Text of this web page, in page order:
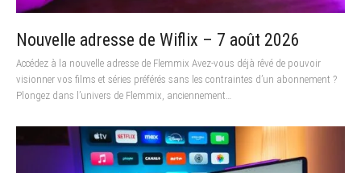
Nouvelle adresse de Wiflix – 7 août 2026
Accédez à la nouvelle adresse de Flemmix Avez-vous déjà rêvé de pouvoir
visionner vos films et séries préférés sans les contraintes d’un abonnement ?
Plongez dans l’univers de Flemmix, anciennement…